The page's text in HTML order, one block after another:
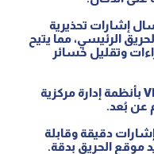
إشارات تحذيرية
الرئيسي، مما يتيح
وتقليل خسائر
يمكن ربط أنظمة VESDA بأنظمة إدارة مركزية
عن بُعد.
إشارات دقيقة وقابلة
موقع الحريق بدقة.